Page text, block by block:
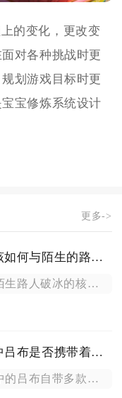
的变化，更改变
对各种挑战时更
划游戏目标时更
宝修炼系统设计
更多->
光遇萌新应该如何与陌生的路人打破冰
光遇萌新和陌生路人破冰的核心逻辑为先点火建立基础连接，再依靠...
少年三国志中吕布是否携带着令人垂涎的宝物
少年三国志中的吕布自带多款属性与实战效果顶尖、值得全力获取的...